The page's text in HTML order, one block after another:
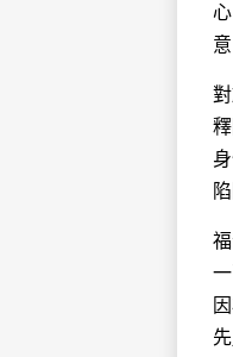
意